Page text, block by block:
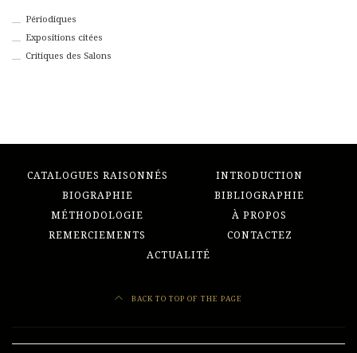
Périodiques
Expositions citées
Critiques des Salons
CATALOGUES RAISONNÉS
INTRODUCTION
BIOGRAPHIE
BIBLIOGRAPHIE
MÉTHODOLOGIE
À PROPOS
REMERCIEMENTS
CONTACTEZ
ACTUALITÉ
BACK TO TOP OF THE PAGE